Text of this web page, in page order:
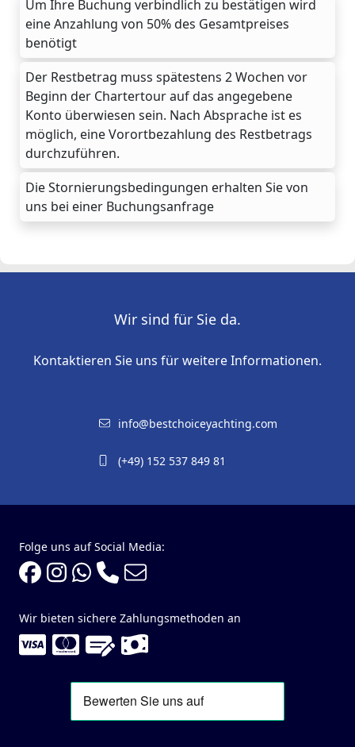
Um Ihre Buchung verbindlich zu bestätigen wird
eine Anzahlung von 50% des Gesamtpreises
benötigt
Der Restbetrag muss spätestens 2 Wochen vor
Beginn der Chartertour auf das angegebene
Konto überwiesen sein. Nach Absprache ist es
möglich, eine Vorortbezahlung des Restbetrags
durchzuführen.
Die Stornierungsbedingungen erhalten Sie von
uns bei einer Buchungsanfrage
Wir sind für Sie da.
Kontaktieren Sie uns für weitere Informationen.
info@bestchoiceyachting.com
(+49) 152 537 849 81
Folge uns auf Social Media:
Wir bieten sichere Zahlungsmethoden an